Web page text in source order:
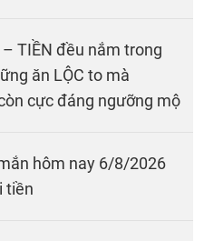
TIỀN đều nắm trong
ăn LỘC to mà
cực đáng ngưỡng mộ
hôm nay 6/8/2026
tiền